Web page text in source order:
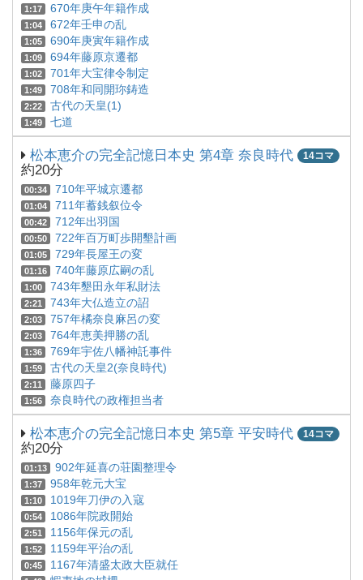
1:17 670年庚午年籍作成
1:04 672年壬申の乱
1:05 690年庚寅年籍作成
1:09 694年藤原京遷都
1:02 701年大宝律令制定
1:49 708年和同開珎鋳造
2:22 古代の天皇(1)
1:49 七道
松本恵介の完全記憶日本史 第4章 奈良時代 14コマ
約20分
00:34 710年平城京遷都
01:04 711年蓄銭叙位令
00:42 712年出羽国
00:50 722年百万町歩開墾計画
01:05 729年長屋王の変
01:16 740年藤原広嗣の乱
1:00 743年墾田永年私財法
2:21 743年大仏造立の詔
2:03 757年橘奈良麻呂の変
2:03 764年恵美押勝の乱
1:36 769年宇佐八幡神託事件
1:59 古代の天皇2(奈良時代)
2:11 藤原四子
1:56 奈良時代の政権担当者
松本恵介の完全記憶日本史 第5章 平安時代 14コマ
約20分
01:13 902年延喜の荘園整理令
1:37 958年乾元大宝
1:10 1019年刀伊の入寇
0:54 1086年院政開始
2:51 1156年保元の乱
1:52 1159年平治の乱
0:45 1167年清盛太政大臣就任